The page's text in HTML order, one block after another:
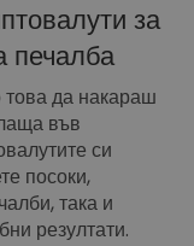
за
печалба
това да накараш
във
си
посоки,
така и
резултати.